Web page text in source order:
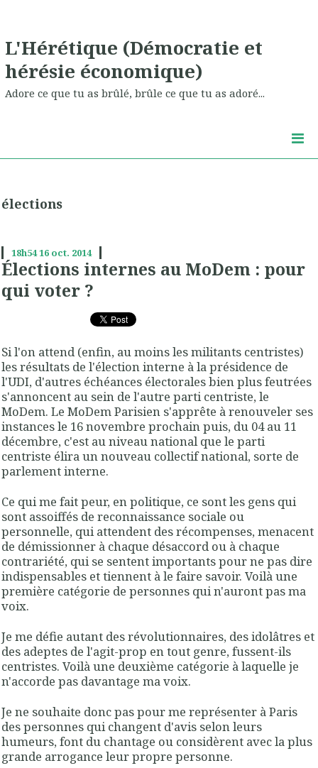
L'Hérétique (Démocratie et
hérésie économique)
Adore ce que tu as brûlé, brûle ce que tu as adoré...
élections
18h5416 oct. 2014
Élections internes au MoDem : pour
qui voter ?
Si l'on attend (enfin, au moins les militants centristes)
les résultats de l'élection interne à la présidence de
l'UDI, d'autres échéances électorales bien plus feutrées
s'annoncent au sein de l'autre parti centriste, le
MoDem. Le MoDem Parisien s'apprête à renouveler ses
instances le 16 novembre prochain puis, du 04 au 11
décembre, c'est au niveau national que le parti
centriste élira un nouveau collectif national, sorte de
parlement interne.
Ce qui me fait peur, en politique, ce sont les gens qui
sont assoiffés de reconnaissance sociale ou
personnelle, qui attendent des récompenses, menacent
de démissionner à chaque désaccord ou à chaque
contrariété, qui se sentent importants pour ne pas dire
indispensables et tiennent à le faire savoir. Voilà une
première catégorie de personnes qui n'auront pas ma
voix.
Je me défie autant des révolutionnaires, des idolâtres et
des adeptes de l'agit-prop en tout genre, fussent-ils
centristes. Voilà une deuxième catégorie à laquelle je
n'accorde pas davantage ma voix.
Je ne souhaite donc pas pour me représenter à Paris
des personnes qui changent d'avis selon leurs
humeurs, font du chantage ou considèrent avec la plus
grande arrogance leur propre personne.